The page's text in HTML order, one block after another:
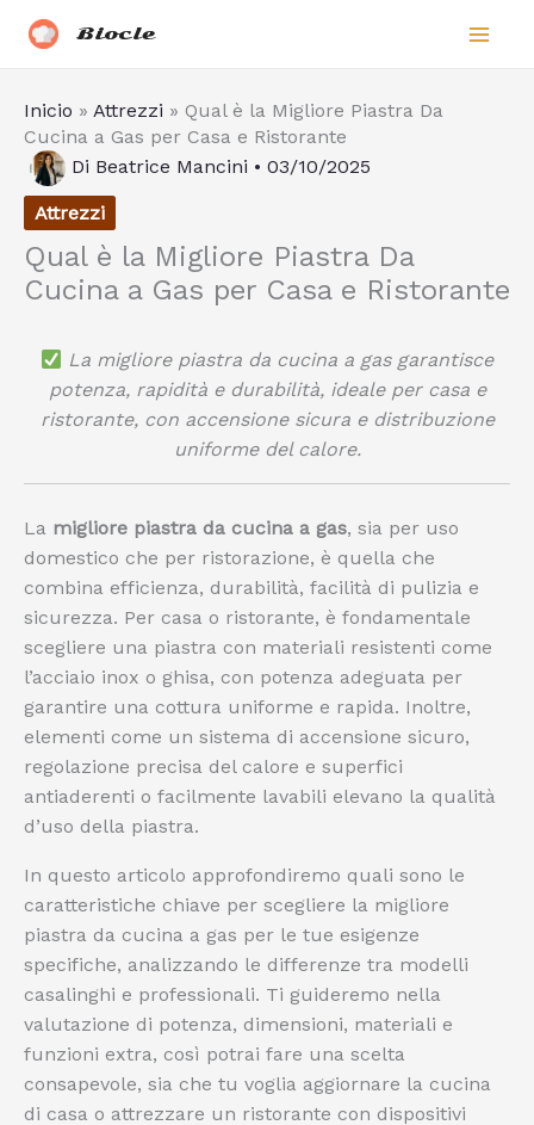
Biocle
Inicio » Attrezzi » Qual è la Migliore Piastra Da
Cucina a Gas per Casa e Ristorante
Di Beatrice Mancini • 03/10/2025
Attrezzi
Qual è la Migliore Piastra Da
Cucina a Gas per Casa e Ristorante
La migliore piastra da cucina a gas garantisce
potenza, rapidità e durabilità, ideale per casa e
ristorante, con accensione sicura e distribuzione
uniforme del calore.
La migliore piastra da cucina a gas, sia per uso
domestico che per ristorazione, è quella che
combina efficienza, durabilità, facilità di pulizia e
sicurezza. Per casa o ristorante, è fondamentale
scegliere una piastra con materiali resistenti come
l’acciaio inox o ghisa, con potenza adeguata per
garantire una cottura uniforme e rapida. Inoltre,
elementi come un sistema di accensione sicuro,
regolazione precisa del calore e superfici
antiaderenti o facilmente lavabili elevano la qualità
d’uso della piastra.
In questo articolo approfondiremo quali sono le
caratteristiche chiave per scegliere la migliore
piastra da cucina a gas per le tue esigenze
specifiche, analizzando le differenze tra modelli
casalinghi e professionali. Ti guideremo nella
valutazione di potenza, dimensioni, materiali e
funzioni extra, così potrai fare una scelta
consapevole, sia che tu voglia aggiornare la cucina
di casa o attrezzare un ristorante con dispositivi